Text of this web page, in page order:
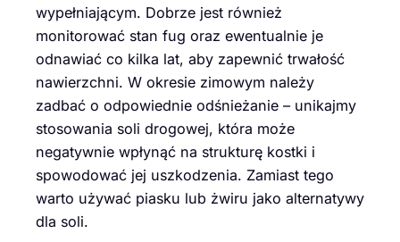
wypełniającym. Dobrze jest również
monitorować stan fug oraz ewentualnie je
odnawiać co kilka lat, aby zapewnić trwałość
nawierzchni. W okresie zimowym należy
zadbać o odpowiednie odśnieżanie – unikajmy
stosowania soli drogowej, która może
negatywnie wpłynąć na strukturę kostki i
spowodować jej uszkodzenia. Zamiast tego
warto używać piasku lub żwiru jako alternatywy
dla soli.